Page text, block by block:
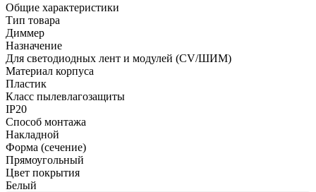
Общие характеристики
Тип товара
Диммер
Назначение
Для светодиодных лент и модулей (CV/ШИМ)
Материал корпуса
Пластик
Класс пылевлагозащиты
IP20
Способ монтажа
Накладной
Форма (сечение)
Прямоугольный
Цвет покрытия
Белый